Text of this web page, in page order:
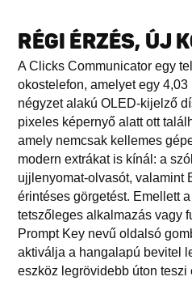
RÉGI ÉRZÉS, ÚJ
A Clicks Communicator egy
okostelefon, amelyet egy
négyzet alakú OLED-kijelző
pixeles képernyő alatt ott
amely nemcsak kellemes
modern extrákat is kínál: a
ujjlenyomat-olvasót, valamint
érintéses görgetést. Emellett
tetszőleges alkalmazás vagy
Prompt Key nevű oldalsó
aktiválja a hangalapú bevitel
eszköz legrövidebb úton teszi